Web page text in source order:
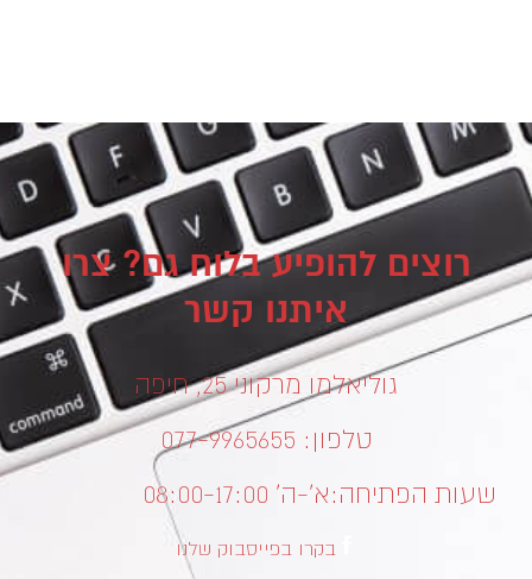
רוצים להופיע בלוח גם? צרו
איתנו קשר
גוליאלמו מרקוני 25, חיפה
טלפון: 077-9965655
שעות הפתיחה:א’-ה’ 08:00-17:00
בקרו בפייסבוק שלנו